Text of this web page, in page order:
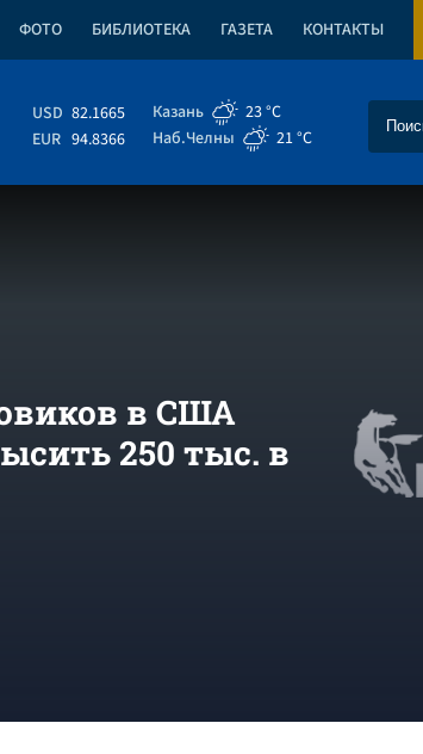
ФОТО БИБЛИОТЕКА ГАЗЕТА КОНТАКТЫ
USD 82.1665
EUR 94.8366
Казань
23 °C
Наб.Челны
21 °C
в США
250 тыс. в